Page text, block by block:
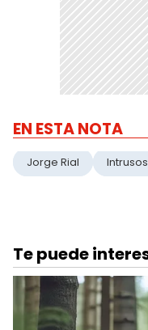
EN ESTA NOTA
Jorge Rial Intrusos